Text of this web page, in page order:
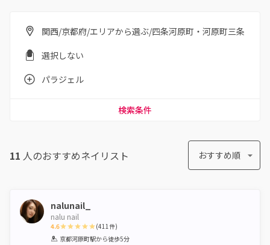
関西/京都府/エリアから選ぶ/四条河原町・河原町三条
選択しない
パラジェル
検索条件
11 人のおすすめネイリスト おすすめ順
nalunail_
nalu nail
4.6
1 2 3 4 5
(411件)
京都河原町駅から徒歩5分